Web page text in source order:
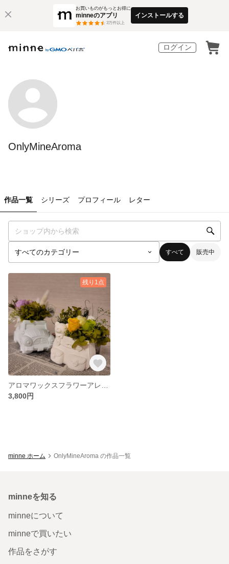
お買いものがもっとお得に
minneのアプリ
3万件以上
インストールする
ログイン
OnlyMineAroma
作品一覧 シリーズ プロフィール レター
すべて 販売中
残り1点
3,800円
minne ホーム OnlyMineAroma の作品一覧
minneを知る
minneについて
minneで買いたい
作品をさがす